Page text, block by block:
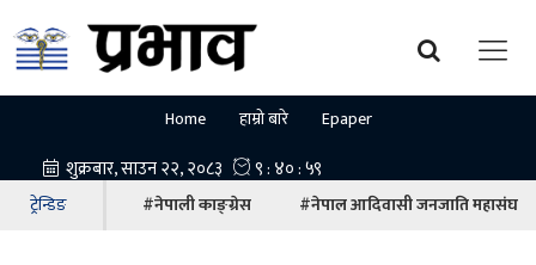
Home हाम्रो बारे Epaper
ट्रेन्डिङ #नेपाली काङ्ग्रेस #नेपाल आदिवासी जनजाति महासंघ